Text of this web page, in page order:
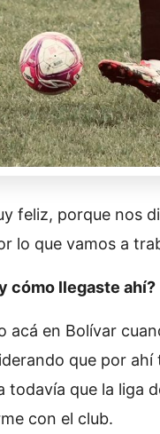
feliz, porque nos
lo que vamos a
cómo llegaste ahí?
acá en Bolívar
que por
todavía que la liga
con el club.